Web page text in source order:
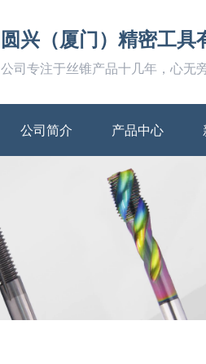
圆兴（厦门）精密工具
公司专注于丝锥产品十几年，心无
公司简介 产品中心